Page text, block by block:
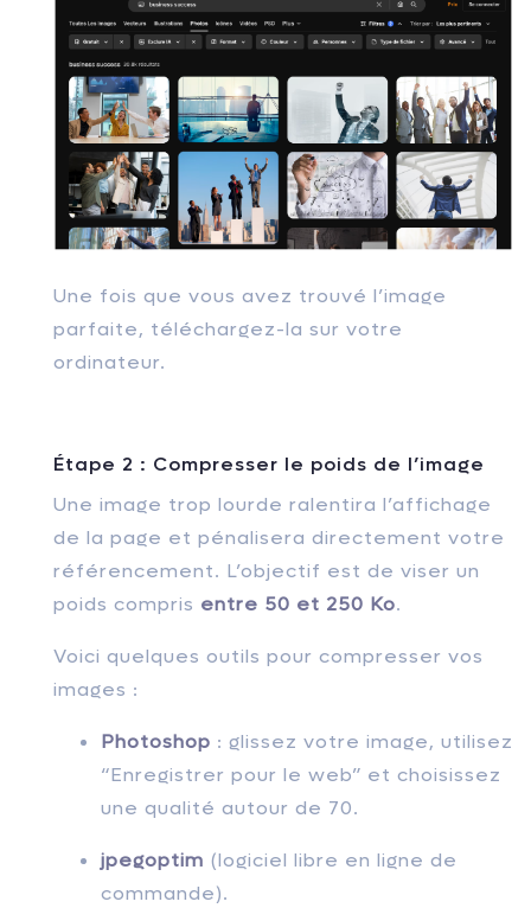
Une fois que vous avez trouvé l’image
parfaite, téléchargez-la sur votre
ordinateur.
Étape 2 : Compresser le poids de l’image
Une image trop lourde ralentira l’affichage
de la page et pénalisera directement votre
référencement. L’objectif est de viser un
poids compris entre 50 et 250 Ko.
Voici quelques outils pour compresser vos
images :
Photoshop : glissez votre image, utilisez
“Enregistrer pour le web” et choisissez
une qualité autour de 70.
jpegoptim (logiciel libre en ligne de
commande).